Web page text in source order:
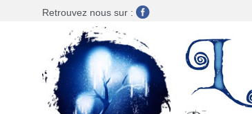
Retrouvez nous sur :